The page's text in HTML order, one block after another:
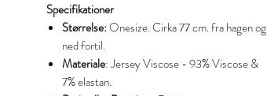
Specifikationer
Størrelse:Onesize. Cirka 77 cm. fra hagen og
ned fortil.
Materiale: Jersey Viscose - 93% Viscose &
7% elastan.